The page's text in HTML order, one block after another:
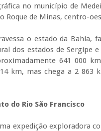
no município de
Roque de Minas, centro-
o estado da Bahia,
dos estados de Sergipe
641 000
km, mas chega a 2 863
do Rio São Francisco
expedição exploradora